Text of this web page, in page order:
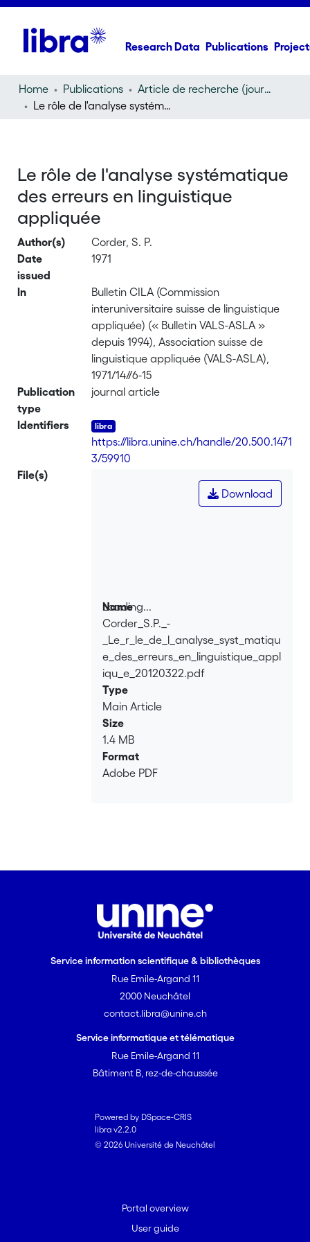
Research Data Publications
Home Publications
Article de recherche (journal article)
Le rôle de l'analyse systématique des erreurs en linguistique appliquée
Le rôle de l'analyse systématique
des erreurs en linguistique
appliquée
Author(s)
Corder, S. P.
Date
issued
1971
In
Bulletin CILA (Commission
interuniversitaire suisse de linguistique
appliquée) (« Bulletin VALS-ASLA »
depuis 1994), Association suisse de
linguistique appliquée (VALS-ASLA),
1971/14//6-15
Publication
type
journal article
Identifiers
https://libra.unine.ch/handle/20.500.1471
3/59910
File(s)
Loading...
Loading...
Download
Name
Corder_S.P._-
_Le_r_le_de_l_analyse_syst_matiqu
e_des_erreurs_en_linguistique_appl
iqu_e_20120322.pdf
Type
Main Article
Size
1.4 MB
Format
Adobe PDF
Service information scientifique & bibliothèques
Rue Emile-Argand 11
2000 Neuchâtel
contact.libra@unine.ch
Service informatique et télématique
Rue Emile-Argand 11
Bâtiment B, rez-de-chaussée
Powered by DSpace-CRIS
libra v2.2.0
© 2026 Université de Neuchâtel
Portal overview
User guide